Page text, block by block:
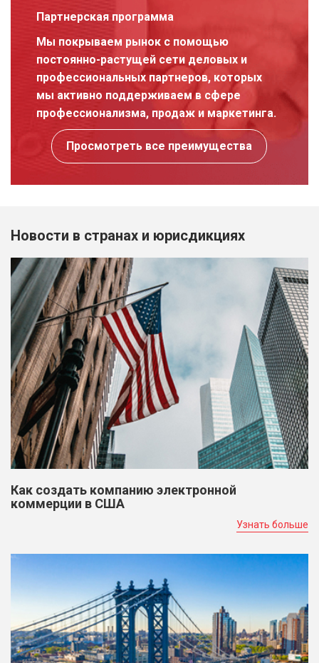
Партнерская программа
Мы покрываем рынок с помощью
постоянно-растущей сети деловых и
профессиональных партнеров, которых
мы активно поддерживаем в сфере
профессионализма, продаж и маркетинга.
Просмотреть все преимущества
Новости в странах и юрисдикциях
Как создать компанию электронной
коммерции в США
Узнать больше